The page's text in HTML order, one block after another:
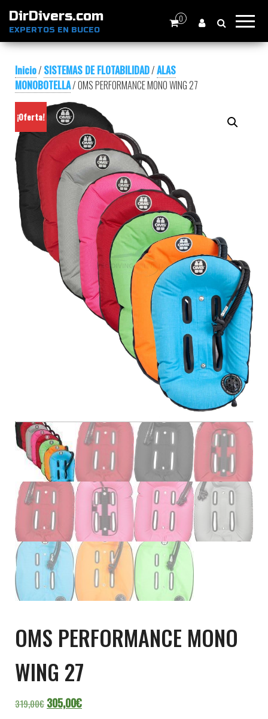
DirDivers.com
EXPERTOS EN BUCEO
0
Inicio/ SISTEMAS DE FLOTABILIDAD/ALAS
MONOBOTELLA/ OMS PERFORMANCE MONO WING 27
¡Oferta!
OMS PERFORMANCE MONO
WING 27
319,00€ El precio original era: 319,00€.
305,00€El precio actual es: 305,00€.